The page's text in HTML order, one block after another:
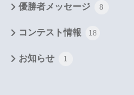
優勝者メッセージ 8
コンテスト情報 18
お知らせ 1